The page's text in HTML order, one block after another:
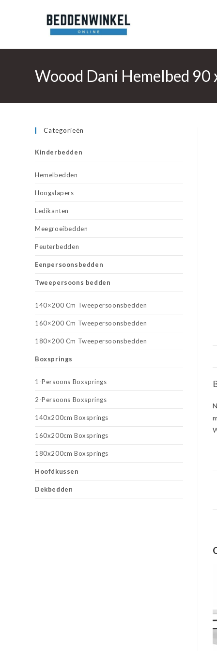
Woood Dani Hemelbed 90
Categorieën
Kinderbedden
Hemelbedden
Hoogslapers
Ledikanten
Meegroeibedden
Peuterbedden
Eenpersoonsbedden
Tweepersoons bedden
140×200 Cm Tweepersoonsbedden
160×200 Cm Tweepersoonsbedden
180×200 Cm Tweepersoonsbedden
Boxsprings
1-Persoons Boxsprings
2-Persoons Boxsprings
140x200cm Boxsprings
160x200cm Boxsprings
180x200cm Boxsprings
Hoofdkussen
Dekbedden